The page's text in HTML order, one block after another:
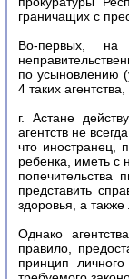
граничащих с
Во-первых, на
по усыновлению
4 таких
г. Астане
агентств не
что иностранец,
ребенка, иметь с
попечительства
представить
здоровья, а
Однако
правило,
принцип